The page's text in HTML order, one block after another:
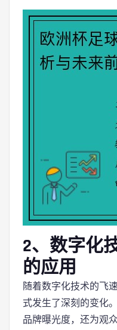
2、数字化
的应用
随着数字化技术的飞
式发生了深刻的变化
品牌曝光度，还为观